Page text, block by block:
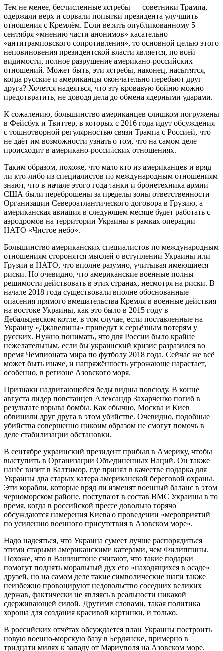
Тем не менее, бесчисленные ястребы — советники Трампа,
одержали верх и сорвали попытки президента улучшить
отношения с Кремлём. Если верить опубликованному 5
сентября «мнению части анонимов» касательно
«антитрамповского сопротивления», то основной целью этого
неповиновения президентской власти является, по всей
видимости, полное разрушение американо-российских
отношений. Может быть, эти ястребы, наконец, насытятся,
когда русские и американцы окончательно перебьют друг
друга? Хочется надеяться, что эту кровавую бойню можно
предотвратить, не доводя дела до обмена ядерными ударами.
К сожалению, большинство американцев слишком погружены
в Фейсбук и Твиттер, в которых с 2016 года идут обсуждения
с тошнотворной регулярностью связи Трампа с Россией, что
не даёт им возможности узнать о том, что на самом деле
происходит в американо-российских отношениях.
Таким образом, похоже, что мало кто из американцев и вряд
ли кто-либо из специалистов по международным отношениям
знают, что в начале этого года танки и бронетехника армии
США были переброшены за пределы зоны ответственности
Организации Североатлантического договора в Грузию, а
американская авиация в следующем месяце будет работать с
аэродромов на территории Украины в рамках операции
НАТО «Чистое небо».
Большинство американских специалистов по международным
отношениям сторонятся мыслей о вступлении Украины или
Грузии в НАТО, что вполне разумно, учитывая имеющиеся
риски. Но очевидно, что американские военные полны
решимости действовать в этих странах, несмотря на риски. В
начале 2018 года существовали вполне обоснованные
опасения прямого вмешательства Кремля в военные действия
на востоке Украины, как это было в 2015 году в
Дебальцевском котле, в том случае, если поставленные на
Украину «Джавелины» приведут к серьёзным потерям у
русских. Нужно понимать, что для России было крайне
нежелательным, если бы украинский кризис разразился во
время Чемпионата мира по футболу 2018 года. Сейчас же всё
может быть иначе, и напряжённость угрожающе нарастает,
особенно, в регионе Азовского моря.
Признаки надвигающейся беды видны повсюду. В конце
августа лидер повстанцев Александр Захарченко погиб в
результате взрыва бомбы. Как обычно, Москва и Киев
обвинили друг друга в этом убийстве. Очевидно, подобные
убийства совершенно никоим образом не смогут помочь в
деле стабилизации обстановки.
В сентябре украинский президент прибыл в Америку, чтобы
выступить в Организации Объединенных Наций. Он также
нанёс визит в Балтимор, где принял в качестве подарка для
Украины два старых катера американской береговой охраны.
Эти корабли, которые вряд ли изменят военный баланс в этом
черноморском районе, поступают в состав ВМС Украины в то
время, когда в российской прессе довольно горячо
обсуждаются намерения Киева о проведении «мероприятий
по усилению военного присутствия в Азовском море».
Надо надеяться, что Украина сумеет лучше распорядиться
этими старыми американскими катерами, чем Филиппины.
Похоже, что в Вашингтоне считают, что такие подарки
помогут поднять моральный дух его «находящихся в осаде»
друзей, но на самом деле такие символические шаги также
неизбежно провоцируют недовольство соседних великих
держав, фактически не являясь в реальности никакой
сдерживающей силой. Другими словами, такая политика
хороша для создания красивой картинки, и только.
В российских отчётах обсуждается план Украины построить
новую военно-морскую базу в Бердянске, примерно в
тридцати милях к западу от Мариуполя на Азовском море.